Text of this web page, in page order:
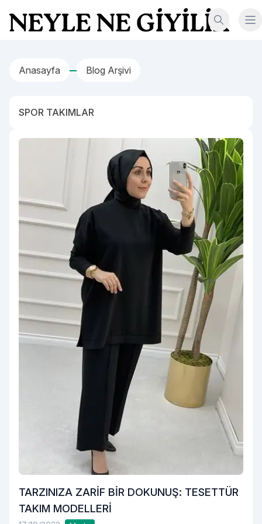
Neyle Ne Giyilir
Anasayfa Blog Arşivi
SPOR TAKIMLAR
TARZINIZA ZARİF BİR DOKUNUŞ: TESETTÜR
TAKIM MODELLERİ